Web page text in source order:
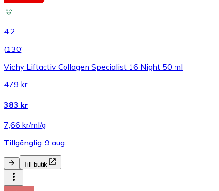
4.2
(130)
Vichy Liftactiv Collagen Specialist 16 Night 50 ml
479 kr
383 kr
7,66 kr/ml/g
Tillgänglig: 9 aug.
Till butik